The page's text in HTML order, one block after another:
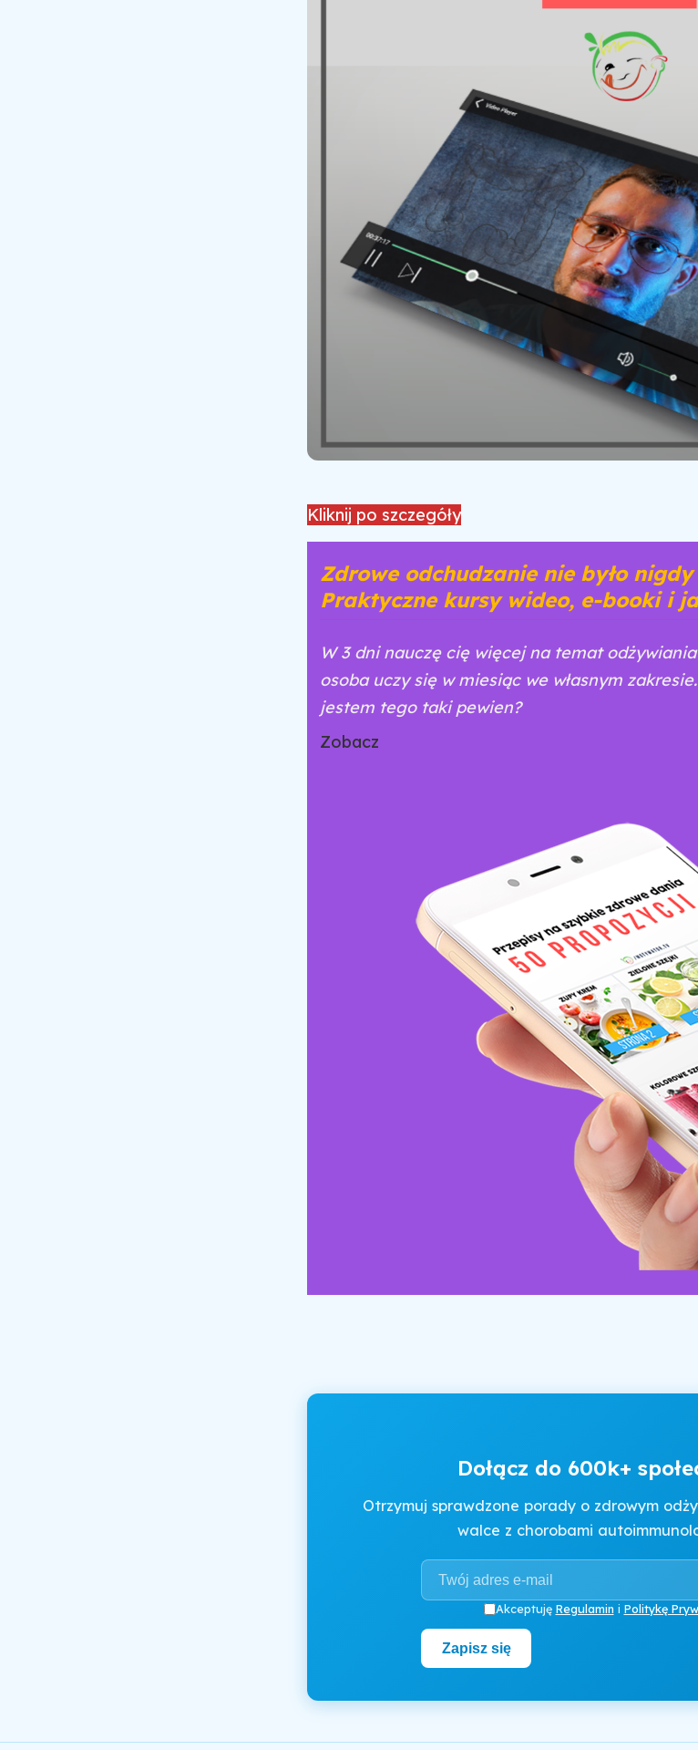
Kliknij po szczegóły
Zdrowe odchudzanie nie było
Praktyczne kursy wideo, e-booki i
W 3 dni nauczę cię więcej na temat
osoba uczy się w miesiąc we własnym
jestem tego taki pewien?
Zobacz
Dołącz do 600k+
Otrzymuj sprawdzone porady o zdrowym
walce z chorobami
Akceptuję Regulamin i Politykę
Zapisz się